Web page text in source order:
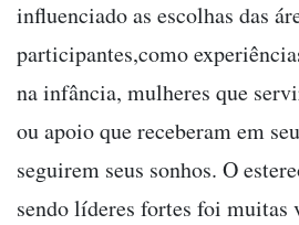
influenciado as escolhas das
participantes,como
na infância, mulheres que
ou apoio que receberam em
seguirem seus sonhos. O
sendo líderes fortes foi muitas